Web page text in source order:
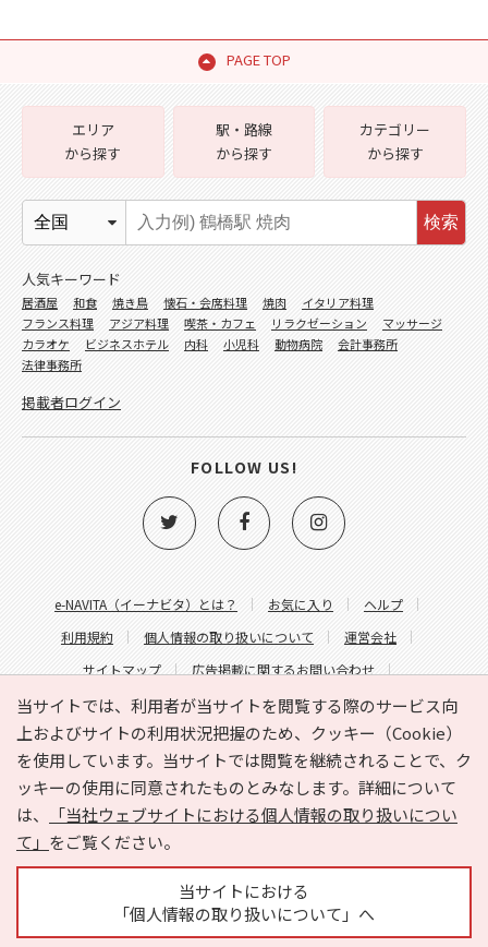
PAGE TOP
当サイトでは、利用者が当サイトを閲覧する際のサービス向
上およびサイトの利用状況把握のため、クッキー（Cookie）
を使用しています。当サイトでは閲覧を継続されることで、ク
ッキーの使用に同意されたものとみなします。詳細について
は、
「当社ウェブサイトにおける個人情報の取り扱いについ
て」 をご覧ください。
当サイトにおける
「個人情報の取り扱いについて」へ
e-NAVITA（イーナビタ）とは？ お気に入り
ヘルプ
利用規約
個人情報の取り扱いについて
運営会社
サイトマップ
広告掲載に関するお問い合わせ
サイトの内容に関するお問い合わせ
エリア
から探す
駅・路線
から探す
カテゴリー
から探す
検索
人気キーワード
居酒屋 和食 焼き鳥 懐石・会席料理 焼肉
イタリア料理
フランス料理
アジア料理 喫茶・カフェ リラクゼーション
マッサージ
カラオケ
ビジネスホテル 内科 小児科 動物病院
会計事務所
法律事務所
掲載者ログイン
FOLLOW US!
Copyright © HYOJITO.Co.,Ltd. All Rights Reserved.